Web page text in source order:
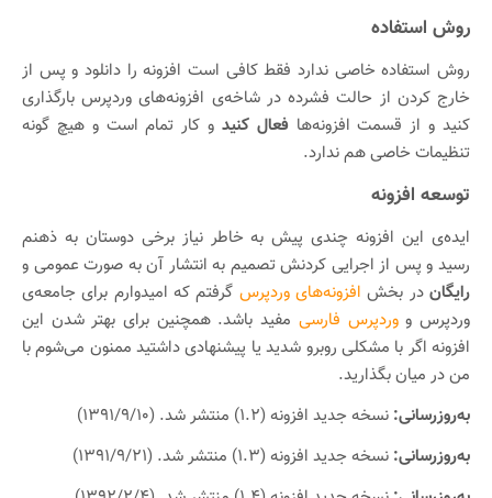
روش استفاده
روش استفاده خاصی ندارد فقط کافی است افزونه را دانلود و پس از
خارج کردن از حالت فشرده در شاخه‌ی افزونه‌های وردپرس بارگذاری
کنید و از قسمت افزونه‌هافعال کنید و کار تمام است و هیچ گونه
تنظیمات خاصی هم ندارد.
توسعه افزونه
ایده‌ی این افزونه چندی پیش به خاطر نیاز برخی دوستان به ذهنم
رسید و پس از اجرایی کردنش تصمیم به انتشار آن به صورت عمومی و
رایگاندر بخش افزونه‌های وردپرس گرفتم که امیدوارم برای جامعه‌ی
وردپرس ووردپرس فارسی مفید باشد. همچنین برای بهتر شدن این
افزونه اگر با مشکلی روبرو شدید یا پیشنهادی داشتید ممنون می‌شوم با
من در میان بگذارید.
به‌روزرسانی: نسخه جدید افزونه (۱.۲) منتشر شد. (۱۳۹۱/۹/۱۰)
به‌روزرسانی: نسخه جدید افزونه (۱.۳) منتشر شد. (۱۳۹۱/۹/۲۱)